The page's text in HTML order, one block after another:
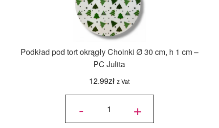
Podkład pod tort okrągły Choinki Ø 30 cm, h 1 cm –
PC Julita
12.99zł z Vat
-
ilość
okrągły
Choinki
Ø 30
cm, h 1
cm - PC
+